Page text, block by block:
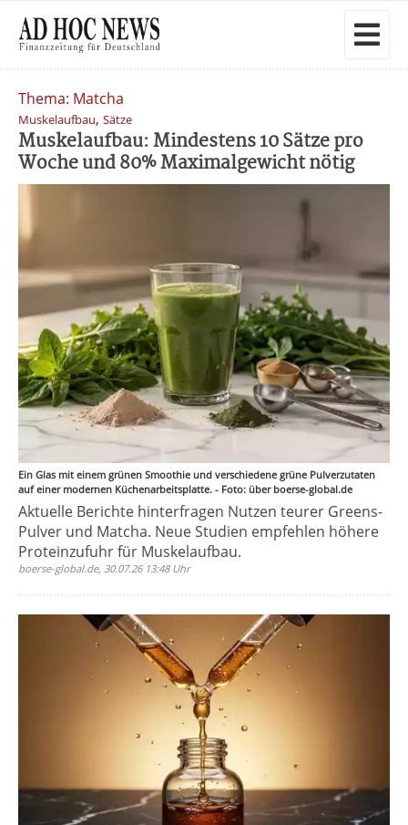
Thema: Matcha
Muskelaufbau, Sätze
Muskelaufbau: Mindestens 10 Sätze pro
Woche und 80% Maximalgewicht nötig
Ein Glas mit einem grünen Smoothie und verschiedene grüne Pulverzutaten
auf einer modernen Küchenarbeitsplatte. - Foto: über boerse-global.de
Aktuelle Berichte hinterfragen Nutzen teurer Greens-
Pulver und Matcha. Neue Studien empfehlen höhere
Proteinzufuhr für Muskelaufbau.
boerse-global.de, 30.07.26 13:48 Uhr